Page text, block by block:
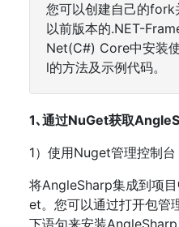
您可以创建自己的fork
以前版本的.NET-
Net(C#) Core中安装
l的方法及示例代码。
1､通过NuGet获取
1）使用Nuget管理控制台
将AngleSharp集成到项
et。您可以通过打开包管
下语句来安装AngleSharp